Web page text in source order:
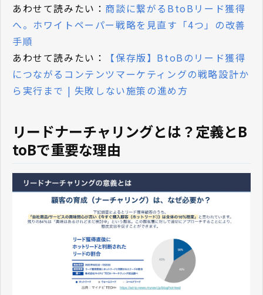
あわせて読みたい： 商談に繋がるBtoBリード獲得
へ。ホワイトペーパー戦略を見直す「4つ」の改善
手順
あわせて読みたい：
【保存版】BtoBのリード獲得
につながるコンテンツマーケティングの戦略設計か
ら実行まで | 失敗しない施策の進め方
リードナーチャリングとは？定義とB
toBで重要な理由